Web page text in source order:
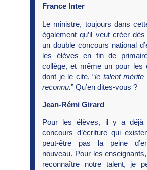
France Inter
Le ministre, toujours dans
également qu’il veut créer
un double concours national
les élèves en fin de
collège, et même un pour les
dont je le cite, “le talent mérite
reconnu.” Qu’en dites-vous ?
Jean-Rémi Girard
Pour les élèves, il y a
concours d’écriture qui
peut-être pas la peine
nouveau. Pour les
reconnaître notre talent, je